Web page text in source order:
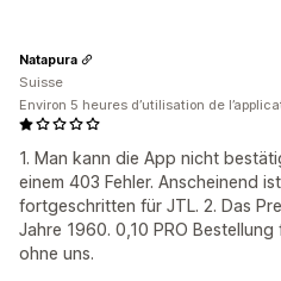
1. Man kann die App nicht
einem 403 Fehler. Anscheinend
fortgeschritten für JTL. 2. Das
Jahre 1960. 0,10 PRO
ohne uns.
Natapura
Suisse
Environ 5 heures d’utilisation de